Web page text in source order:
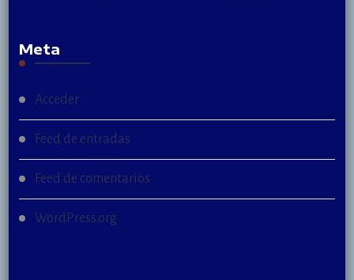
Meta
Acceder
Feed de entradas
Feed de comentarios
WordPress.org